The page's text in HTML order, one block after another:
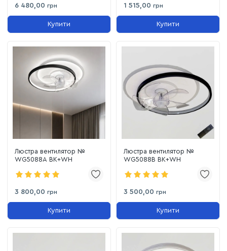
6 480,00 грн
Купити
1 515,00 грн
Купити
Люстра вентилятор №
WG5088A BK+WH
3 800,00 грн
Купити
Люстра вентилятор №
WG5088B BK+WH
3 500,00 грн
Купити